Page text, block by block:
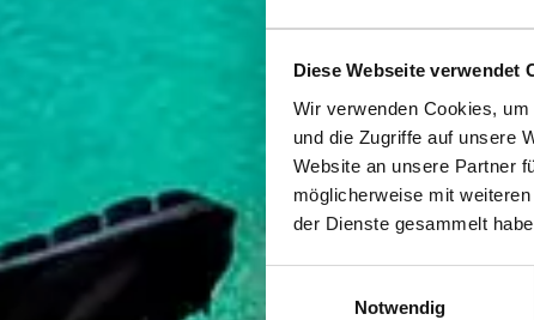
Diese Webseite verwendet
Wir verwenden Cookies,
und die Zugriffe auf unsere
Website an unsere Partner
möglicherweise mit
der Dienste gesammelt
Notwendig